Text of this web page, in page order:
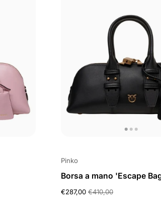
Pinko
Borsa a mano 'Escape
€287,00 €410,00